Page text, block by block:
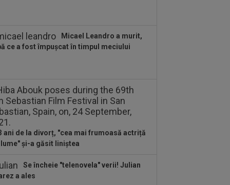
Micael Leandro a murit,
ce a fost împușcat în timpul meciului
ani de la divorț, "cea mai frumoasă actriță
și-a găsit liniștea
Se încheie "telenovela" verii! Julian
a ales